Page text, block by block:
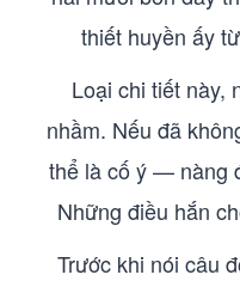
thiết huyền ấy
Loại chi tiết này,
nhầm. Nếu đã
thể là cố ý — nàng
Những điều hắn
Trước khi nói câu